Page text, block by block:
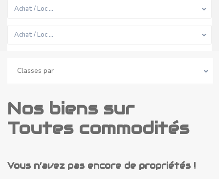
Achat / Loc …
Achat / Loc …
Classes par
Nos biens sur
Toutes commodités
Vous n’avez pas encore de propriétés !